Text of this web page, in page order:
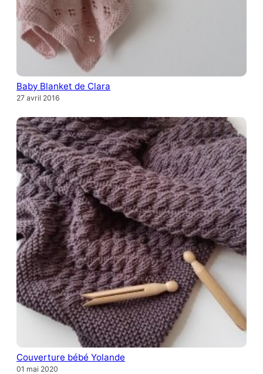
Baby Blanket de Clara
27 avril 2016
Couverture bébé Yolande
01 mai 2020